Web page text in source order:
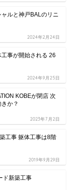
ルと神戸BALのリニ
2024年2月24日
事が開始される 26
2024年9月25日
KOBEが閉店 次
か？
2023年7月2日
工事 躯体工事は8階
2019年9月29日
ド新築工事